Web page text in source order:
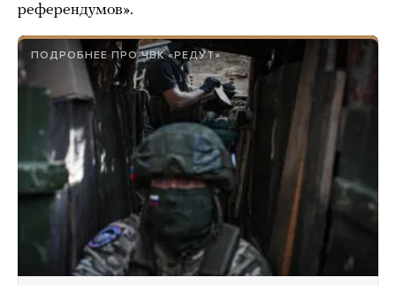
референдумов».
ПОДРОБНЕЕ ПРО ЧВК «РЕДУТ»